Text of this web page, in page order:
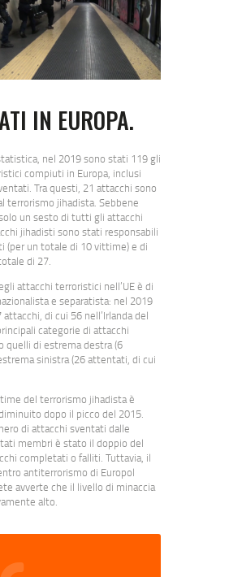
IN EUROPA.
nel 2019 sono stati 119 gli
compiuti in Europa, inclusi
Tra questi, 21 attacchi sono
terrorismo jihadista. Sebbene
un sesto di tutti gli attacchi
jihadisti sono stati responsabili
(per un totale di 10 vittime) e di
di 27.
attacchi terroristici nell’UE è di
e separatista: nel 2019
di cui 56 nell’Irlanda del
categorie di attacchi
quelli di estrema destra (6
sinistra (26 attentati, di cui
del terrorismo jihadista è
dopo il picco del 2015.
di attacchi sventati dalle
membri è stato il doppio del
completati o falliti. Tuttavia, il
antiterrorismo di Europol
avverte che il livello di minaccia
alto.